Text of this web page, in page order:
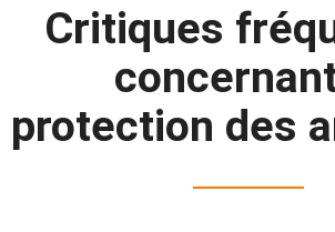
Critiques
protection des